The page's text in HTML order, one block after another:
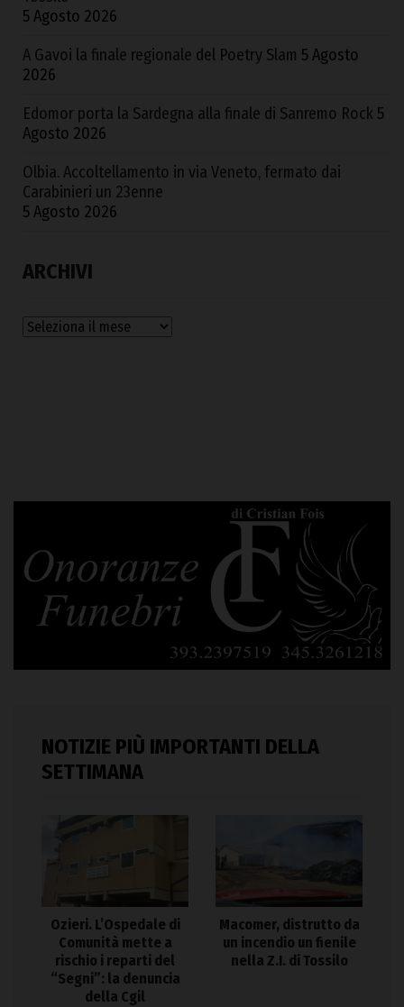
5 Agosto 2026
A Gavoi la finale regionale del Poetry Slam 5 Agosto
2026
Edomor porta la Sardegna alla finale di Sanremo Rock 5
Agosto 2026
Olbia. Accoltellamento in via Veneto, fermato dai
Carabinieri un 23enne
5 Agosto 2026
ARCHIVI
Archivi
NOTIZIE PIÙ IMPORTANTI DELLA
SETTIMANA
Ozieri. L’Ospedale di
Comunità mette a
rischio i reparti del
“Segni”: la denuncia
della Cgil
Macomer, distrutto da
un incendio un fienile
nella Z.I. di Tossilo